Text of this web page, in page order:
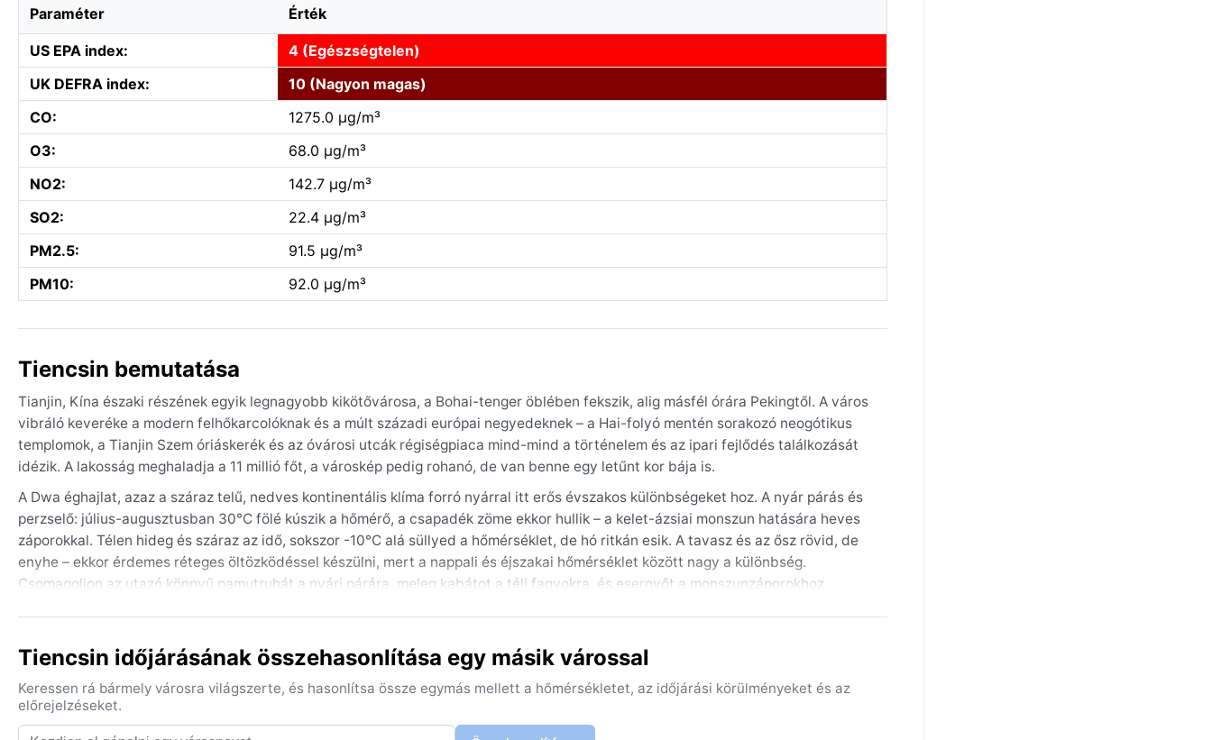
Paraméter Érték
US EPA index:
4 (Egészségtelen)
UK DEFRA index:
10 (Nagyon magas)
CO:
1275.0 µg/m³
O3:
68.0 µg/m³
NO2:
142.7 µg/m³
SO2:
22.4 µg/m³
PM2.5:
91.5 µg/m³
PM10:
92.0 µg/m³
Tiencsin bemutatása
Tianjin, Kína északi részének egyik legnagyobb kikötővárosa, a Bohai-tenger öblében fekszik, alig másfél órára Pekingtől. A város
vibráló keveréke a modern felhőkarcolóknak és a múlt századi európai negyedeknek – a Hai-folyó mentén sorakozó neogótikus
templomok, a Tianjin Szem óriáskerék és az óvárosi utcák régiségpiaca mind-mind a történelem és az ipari fejlődés találkozását
idézik. A lakosság meghaladja a 11 millió főt, a városkép pedig rohanó, de van benne egy letűnt kor bája is.
A Dwa éghajlat, azaz a száraz telű, nedves kontinentális klíma forró nyárral itt erős évszakos különbségeket hoz. A nyár párás és
perzselő: július-augusztusban 30°C fölé kúszik a hőmérő, a csapadék zöme ekkor hullik – a kelet-ázsiai monszun hatására heves
záporokkal. Télen hideg és száraz az idő, sokszor -10°C alá süllyed a hőmérséklet, de hó ritkán esik. A tavasz és az ősz rövid, de
enyhe – ekkor érdemes réteges öltözködéssel készülni, mert a nappali és éjszakai hőmérséklet között nagy a különbség.
Csomagoljon az utazó könnyű pamutruhát a nyári párára, meleg kabátot a téli fagyokra, és esernyőt a monszunzáporokhoz.
Az időjárás szempontjából a legkellemesebb hónapok április-május és szeptember-október: ilyenkor kevés a csapadék, a
is lerontja a látást. Télen a Góbi-sivatagból érkező porviharok („sárga por”) is előfordulhatnak, bár ezek inkább a száraz február-
márciusi időszakra jellemzők. Tájfunok nem érik el Tianjint, de a trópusi ciklonok maradványai időnként heves esőzéseket hoznak
augusztus környékén. Összességében a tiszta, kellemes őszi napok a legideálisabbak a város felfedezésére.
Tiencsin időjárásának összehasonlítása egy másik várossal
Keressen rá bármely városra világszerte, és hasonlítsa össze egymás mellett a hőmérsékletet, az időjárási körülményeket és az
előrejelzéseket.